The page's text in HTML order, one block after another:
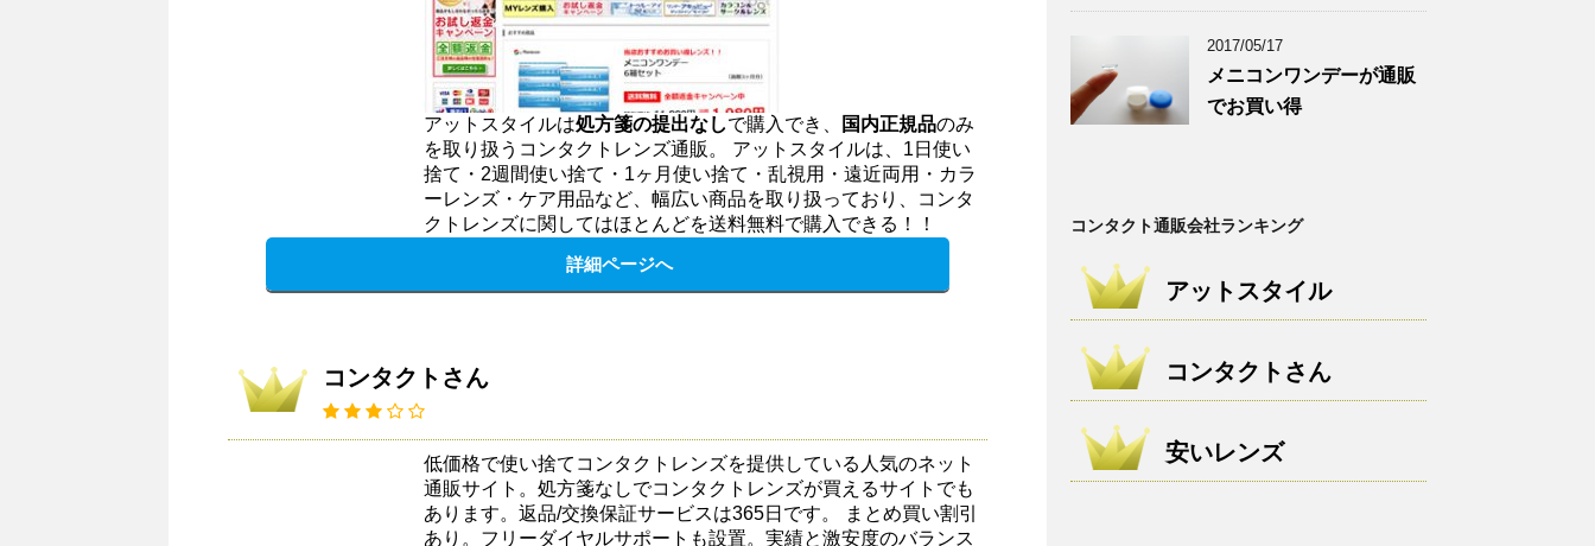
アットスタイルは処方箋の提出なしで購入でき、 国内正規品のみ
を取り扱うコンタクトレンズ通販。 アットスタイルは、1日使い
捨て・2週間使い捨て・1ヶ月使い捨て・乱視用・遠近両用・カラ
ーレンズ・ケア用品など、幅広い商品を取り扱っており、コンタ
クトレンズに関してはほとんどを送料無料で購入できる！！
詳細ページへ
コンタクトさん
低価格で使い捨てコンタクトレンズを提供している人気のネット
通販サイト。処方箋なしでコンタクトレンズが買えるサイトでも
あります。返品/交換保証サービスは365日です。 まとめ買い割引
あり。フリーダイヤルサポートも設置。実績と激安度のバランス
2017/05/17
メニコンワンデーが通販
でお買い得
コンタクト通販会社ランキング
アットスタイル
コンタクトさん
安いレンズ